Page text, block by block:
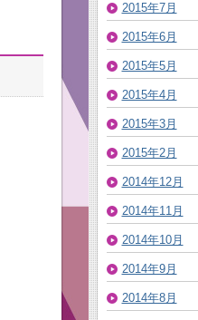
2015年7月
2015年6月
2015年5月
2015年4月
2015年3月
2015年2月
2014年12月
2014年11月
2014年10月
2014年9月
2014年8月